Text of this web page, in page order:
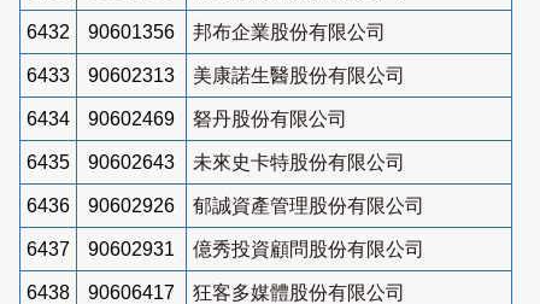
6432 90601356 邦布企業股份有限公司
6433 90602313 美康諾生醫股份有限公司
6434 90602469 砮丹股份有限公司
6435 90602643 未來史卡特股份有限公司
6436 90602926 郁誠資產管理股份有限公司
6437 90602931 億秀投資顧問股份有限公司
6438 90606417 狂客多媒體股份有限公司